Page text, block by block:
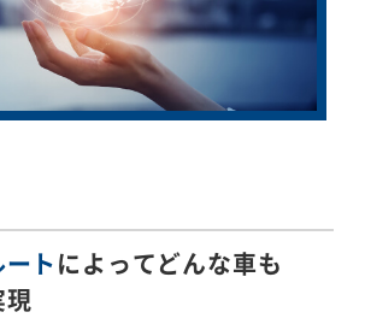
トによってどんな車も
現